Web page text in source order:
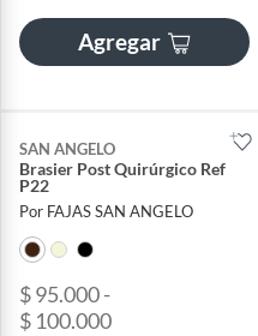
Agregar
SAN ANGELO
Brasier Post Quirúrgico Ref
P22
Por FAJAS SAN ANGELO
$ 95.000 -
$ 100.000